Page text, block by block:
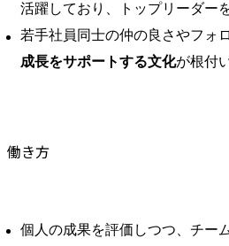
活躍しており、トップリーダー
若手社員同士の仲の良さやフォ
成長をサポートする文化が根付
働き方
個人の成果を評価しつつ、チー